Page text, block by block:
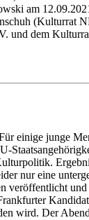
am
(Kulturrat
und dem
einige junge
nur eine
veröffentlicht
wird. Der